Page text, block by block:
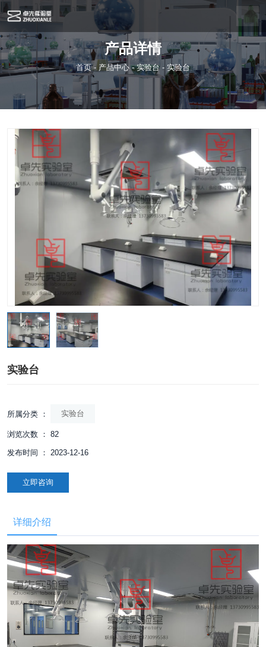
产品详情
首页- 产品中心 -实验台 - 实验台
实验台
所属分类 ： 实验台
浏览次数 ： 82
发布时间 ： 2023-12-16
立即咨询
详细介绍